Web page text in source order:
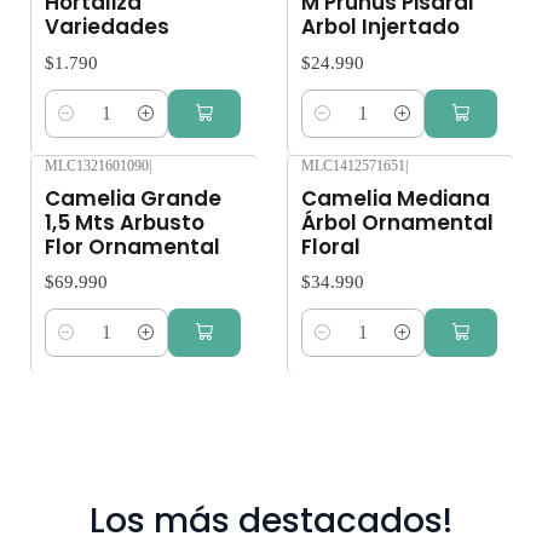
Verbena Doble, Variada Vinca Rosea - Colores Variados Viola
- Cornuta Zinnia Gigante - Doble, Variada Zinnia Enana -
Doble, Variada Retiro Gratis en San Bernardo. Los despachos
son realizados dentro 3 a 7 días hábiles. No enviamos a
regiones. Solo Región Metropolitana. Despacho gratis por
compras sobre $80.000.
Variedades
$1.790
Cantidad
Arbol Injertado
$24.990
Cantidad
MLC1321601090|
Camelia Grande
1,5 Mts Arbusto
Flor Ornamental
$69.990
Cantidad
MLC1412571651 |
Camelia Mediana
Árbol Ornamental
Floral
$34.990
Cantidad
Los más destacados!